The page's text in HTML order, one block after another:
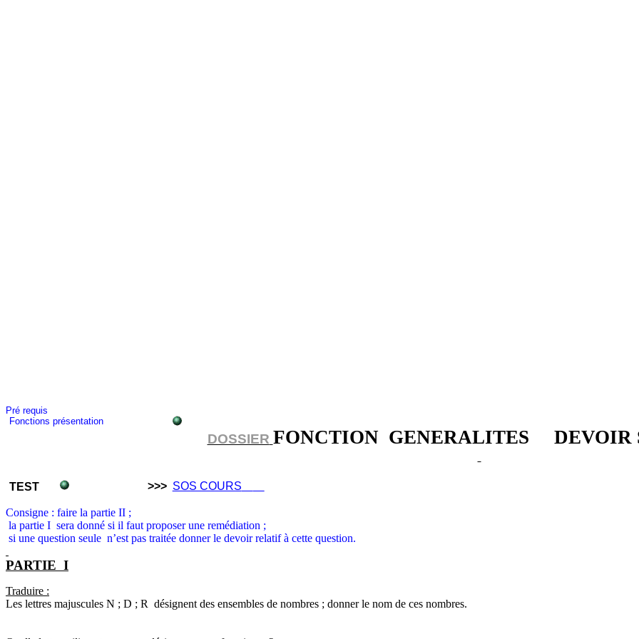
Pré requis
Fonctions présentation
DOSSIER FONCTION GENERALITES DEVOIR
TEST >>> SOS COURS
Consigne : faire la partie II ;
la partie I sera donné si il faut proposer une remédiation ;
si une question seule n’est pas traitée donner le devoir relatif à cette question.
PARTIE I
Traduire :
Les lettres majuscules N ; D ; R désignent des ensembles de nombres ; donner le nom de ces nombres.